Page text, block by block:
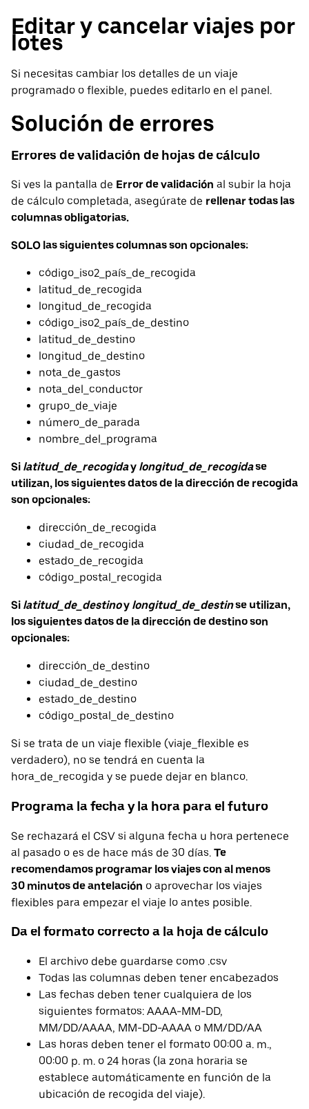
Editar y cancelar viajes por
lotes
Si necesitas cambiar los detalles de un viaje
programado o flexible, puedes editarlo en el panel.
Solución de errores
Errores de validación de hojas de cálculo
Si ves la pantalla de Error de validación al subir la hoja
de cálculo completada, asegúrate de rellenar todas las
columnas obligatorias.
SOLO las siguientes columnas son opcionales:
código_iso2_país_de_recogida
latitud_de_recogida
longitud_de_recogida
código_iso2_país_de_destino
latitud_de_destino
longitud_de_destino
nota_de_gastos
nota_del_conductor
grupo_de_viaje
número_de_parada
nombre_del_programa
Si latitud_de_recogiday longitud_de_recogidase
utilizan, los siguientes datos de la dirección de recogida
son opcionales:
dirección_de_recogida
ciudad_de_recogida
estado_de_recogida
código_postal_recogida
Si latitud_de_destinoy longitud_de_destinse utilizan,
los siguientes datos de la dirección de destino son
opcionales:
dirección_de_destino
ciudad_de_destino
estado_de_destino
código_postal_de_destino
Si se trata de un viaje flexible (viaje_flexible es
verdadero), no se tendrá en cuenta la
hora_de_recogida y se puede dejar en blanco.
Programa la fecha y la hora para el futuro
Se rechazará el CSV si alguna fecha u hora pertenece
al pasado o es de hace más de 30 días. Te
recomendamos programar los viajes con al menos
30 minutos de antelación o aprovechar los viajes
flexibles para empezar el viaje lo antes posible.
Da el formato correcto a la hoja de cálculo
El archivo debe guardarse como .csv
Todas las columnas deben tener encabezados
Las fechas deben tener cualquiera de los
siguientes formatos: AAAA-MM-DD,
MM/DD/AAAA, MM-DD-AAAA o MM/DD/AA
Las horas deben tener el formato 00:00 a. m.,
00:00 p. m. o 24 horas (la zona horaria se
establece automáticamente en función de la
ubicación de recogida del viaje).